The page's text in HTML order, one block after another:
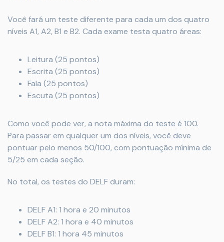
Você fará um teste diferente para cada um dos quatro
níveis A1, A2, B1 e B2. Cada exame testa quatro áreas:
Leitura (25 pontos)
Escrita (25 pontos)
Fala (25 pontos)
Escuta (25 pontos)
Como você pode ver, a nota máxima do teste é 100.
Para passar em qualquer um dos níveis, você deve
pontuar pelo menos 50/100, com pontuação mínima de
5/25 em cada seção.
No total, os testes do DELF duram:
DELF A1: 1 hora e 20 minutos
DELF A2: 1 hora e 40 minutos
DELF B1: 1 hora 45 minutos